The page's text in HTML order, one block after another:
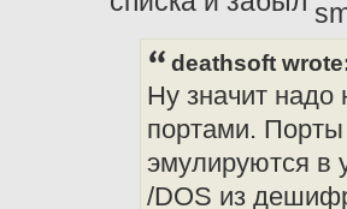
deathsoft
Ну значит
портами.
эмулируются в
/DOS из